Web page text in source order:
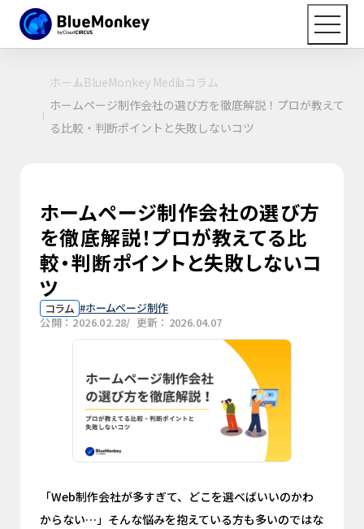
ホームBlueMonkey Mediaコラム
ホームページ制作会社の選び方を徹底解説！プロが教えて
る比較・判断ポイントと失敗しないコツ
ホームページ制作会社の選び方
を徹底解説！プロが教えてる比
較・判断ポイントと失敗しないコ
ツ
コラム
ホームページ制作
公開：2026.02.28/ 更新：2026.04.07
「Web制作会社が多すぎて、どこを選べばいいのかわ
からない…」そんな悩みを抱えている方も多いのではな